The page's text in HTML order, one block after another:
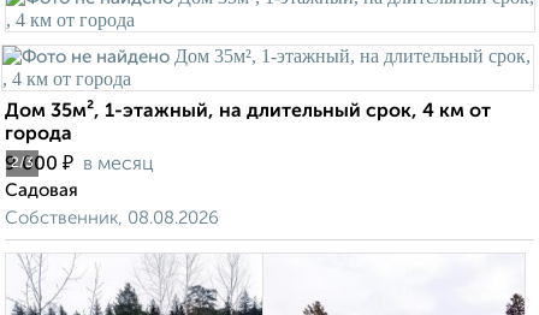
2/3
Дом 35м², 1-этажный, на длительный срок, 4 км от
города
9 000 ₽ в месяц
Садовая
Собственник, 08.08.2026